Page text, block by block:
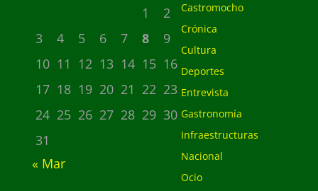
1
2
3
4 5 6 7 8
9
10 11 12 13 14 15 16
17 18 19 20 21 22 23
24 25 26 27 28 29 30
31
« Mar
Castromocho
Crónica
Cultura
Deportes
Entrevista
Gastronomía
Infraestructuras
Nacional
Ocio